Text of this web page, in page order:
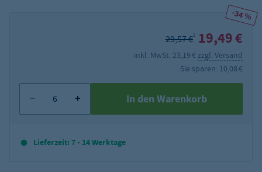
-34 %
29,57 €2 19,49 €
inkl. MwSt. 23,19 € zzgl. Versand
Sie sparen: 10,08 €
In den Warenkorb
Lieferzeit: 7 - 14 Werktage